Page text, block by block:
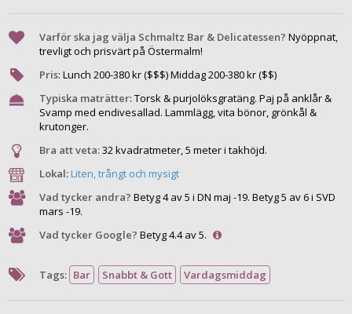
Varför ska jag välja Schmaltz Bar & Delicatessen? Nyöppnat,
trevligt och prisvärt på Östermalm!
Pris: Lunch 200-380kr ($$$) Middag200-380kr ($$)
Typiska maträtter: Torsk & purjolöksgratäng. Paj på anklår &
Svamp med endivesallad. Lammlägg, vita bönor, grönkål &
krutonger.
Bra att veta:32 kvadratmeter, 5 meter i takhöjd.
Lokal:Liten, trångt och mysigt
Vad tycker andra? Betyg 4 av 5 i DN maj -19. Betyg 5 av 6 i SVD
mars -19.
Vad tycker Google? Betyg 4.4 av 5.
Tags: Bar Snabbt & Gott Vardagsmiddag